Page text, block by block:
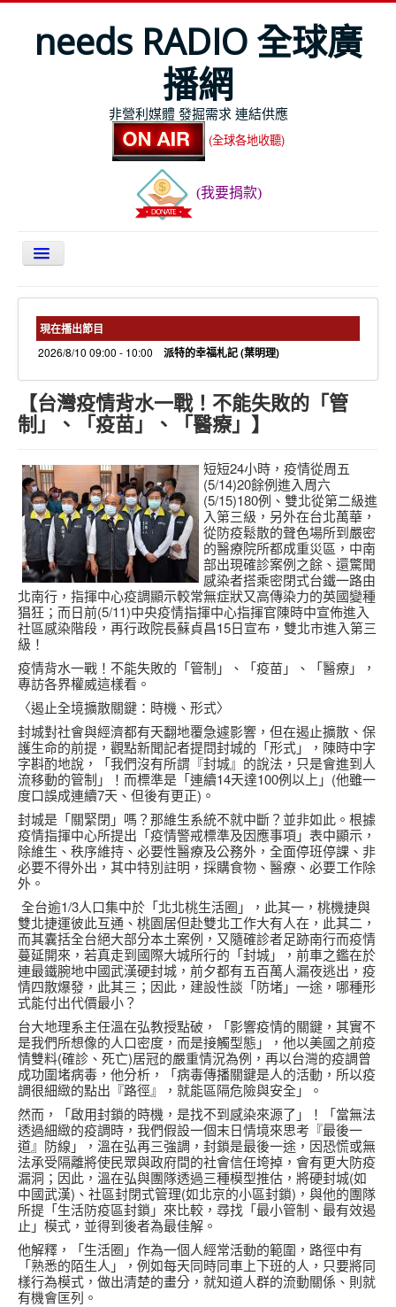
needs RADIO 全球廣
播網
非營利媒體 發掘需求 連結供應
(全球各地收聽)
(我要捐款)
關於NEEDS
今日最新
節目表
全球Live收聽
needs 專欄
捐款方式
線上捐款
現在播出節目
2026/8/10 09:00 - 10:00 派特的幸福札記 (葉明理)
【台灣疫情背水一戰！不能失敗的「管
制」、「疫苗」、「醫療」】
短短24小時，疫情從周五
(5/14)20餘例進入周六
(5/15)180例、雙北從第二級進
入第三級，另外在台北萬華，
從防疫鬆散的聲色場所到嚴密
的醫療院所都成重災區，中南
部出現確診案例之餘、還驚聞
感染者搭乘密閉式台鐵一路由
北南行，指揮中心疫調顯示較常無症狀又高傳染力的英國變種
猖狂；而日前(5/11)中央疫情指揮中心指揮官陳時中宣佈進入
社區感染階段，再行政院長蘇貞昌15日宣布，雙北市進入第三
級！
疫情背水一戰！不能失敗的「管制」、「疫苗」、「醫療」，
專訪各界權威這樣看。
〈遏止全境擴散關鍵：時機、形式〉
封城對社會與經濟都有天翻地覆急遽影響，但在遏止擴散、保
護生命的前提，觀點新聞記者提問封城的「形式」，陳時中字
字斟酌地說，「我們沒有所謂『封城』的說法，只是會進到人
流移動的管制」！而標準是「連續14天達100例以上」(他雖一
度口誤成連續7天、但後有更正)。
封城是「關緊閉」嗎？那維生系統不就中斷？並非如此。根據
疫情指揮中心所提出「疫情警戒標準及因應事項」表中顯示，
除維生、秩序維持、必要性醫療及公務外，全面停班停課、非
必要不得外出，其中特別註明，採購食物、醫療、必要工作除
外。
全台逾1/3人口集中於「北北桃生活圈」，此其一，桃機捷與
雙北捷運彼此互通、桃園居但赴雙北工作大有人在，此其二，
而其囊括全台絕大部分本土案例，又隨確診者足跡南行而疫情
蔓延開來，若真走到國際大城所行的「封城」，前車之鑑在於
連最鐵腕地中國武漢硬封城，前夕都有五百萬人漏夜逃出，疫
情四散爆發，此其三；因此，建設性談「防堵」一途，哪種形
式能付出代價最小？
台大地理系主任溫在弘教授點破，「影響疫情的關鍵，其實不
是我們所想像的人口密度，而是接觸型態」，他以美國之前疫
情雙料(確診、死亡)居冠的嚴重情況為例，再以台灣的疫調曾
成功圍堵病毒，他分析，「病毒傳播關鍵是人的活動，所以疫
調很細緻的點出『路徑』，就能區隔危險與安全」。
然而，「啟用封鎖的時機，是找不到感染來源了」！「當無法
透過細緻的疫調時，我們假設一個末日情境來思考『最後一
道』防線」，溫在弘再三強調，封鎖是最後一途，因恐慌或無
法承受隔離將使民眾與政府間的社會信任垮掉，會有更大防疫
漏洞；因此，溫在弘與團隊透過三種模型推估，將硬封城(如
中國武漢)、社區封閉式管理(如北京的小區封鎖)，與他的團隊
所提「生活防疫區封鎖」來比較，尋找「最小管制、最有效遏
止」模式，並得到後者為最佳解。
他解釋，「生活圈」作為一個人經常活動的範圍，路徑中有
「熟悉的陌生人」，例如每天同時同車上下班的人，只要將同
樣行為模式，做出清楚的畫分，就知道人群的流動關係、則就
有機會匡列。